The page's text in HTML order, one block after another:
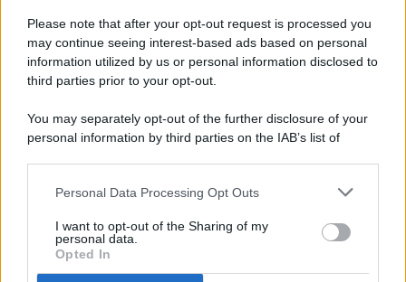
Please note that after your opt-out request is processed you
may continue seeing interest-based ads based on personal
information utilized by us or personal information disclosed to
third parties prior to your opt-out.
You may separately opt-out of the further disclosure of your
personal information by third parties on the IAB’s list of
This information may also be disclosed by us to third parties
disclose it to other third parties.
Personal Data Processing Opt Outs
I want to opt-out of the Sharing of my
personal data.
Opted In
ISCRIZIONE AL ROC N. 35792 – ISCRITTA ALL’ANSO
(ASSOCIAZIONE NAZIONALE STAMPA ONLINE)
PREFERENZE PRIVACY